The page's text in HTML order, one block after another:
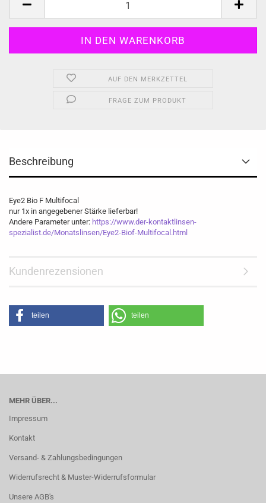
AUF DEN MERKZETTEL
FRAGE ZUM PRODUKT
Beschreibung
Eye2 Bio F Multifocal
nur 1x in angegebener Stärke lieferbar!
Andere Parameter unter: https://www.der-kontaktlinsen-
spezialist.de/Monatslinsen/Eye2-Biof-Multifocal.html
Kundenrezensionen
teilen teilen
MEHR ÜBER...
Impressum
Kontakt
Versand- & Zahlungsbedingungen
Widerrufsrecht & Muster-Widerrufsformular
Unsere AGB's